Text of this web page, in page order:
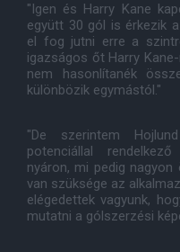
"Igen és Harry Kane
együtt 30 gól is érkezik
el fog jutni erre a
igazságos őt Harry
nem hasonlítanék
különbözik egymástól."
"De szerintem
potenciállal
nyáron, mi pedig
van szüksége az
elégedettek vagyunk,
mutatni a gólszerzési